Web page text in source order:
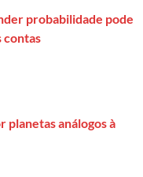
probabilidade pode
contas
planetas análogos à